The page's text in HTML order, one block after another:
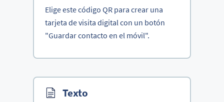
Elige este código QR para crear una
tarjeta de visita digital con un botón
"Guardar contacto en el móvil".
Texto